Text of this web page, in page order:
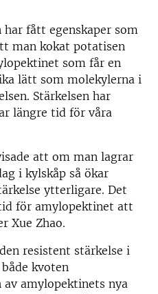
fått egenskaper som
man kokat potatisen
som får en
lätt som molekylerna i
Stärkelsen har
längre tid för våra
att om man lagrar
i kylskåp så ökar
ytterligare. Det
för amylopektinet att
Xue Zhao.
resistent stärkelse i
kvoten
amylopektinets nya